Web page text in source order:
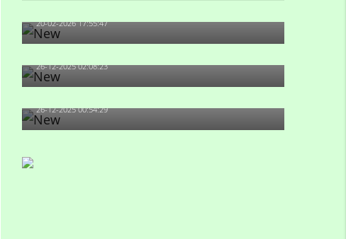
20-02-2026 17:55:47
Məni bura NAZİR GÖNDƏRİB - 1937-ci ildən
fəaliyyətdə olan və...
26-12-2025 02:08:23
-Ay qız, sən məhkəməni udmayacaqsan... Sən
bilirsən də, məni...
26-12-2025 00:54:29